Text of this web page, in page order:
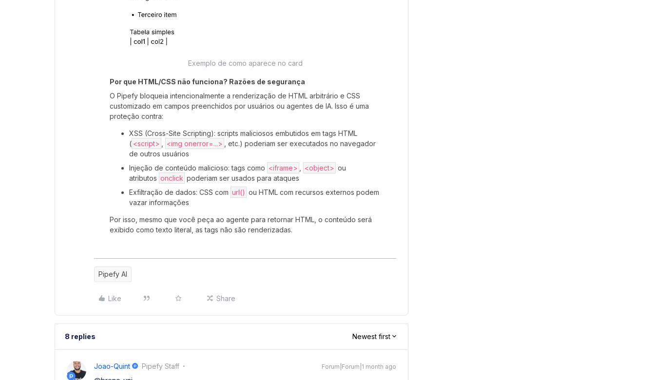
Exemplo de como aparece no card
Por que HTML/CSS não funciona? Razões de segurança
O Pipefy bloqueia intencionalmente a renderização de HTML arbitrário e CSS
customizado em campos preenchidos por usuários ou agentes de IA. Isso é uma
proteção contra:
XSS (Cross-Site Scripting): scripts maliciosos embutidos em tags HTML
( <script> <img onerror=...>
, etc.) poderiam ser executados no navegador
de outros usuários
Injeção de conteúdo malicioso: tags como <iframe> <object> ou
atributos onclick poderiam ser usados para ataques
Exfiltração de dados: CSS com url() ou HTML com recursos externos podem
vazar informações
Por isso, mesmo que você peça ao agente para retornar HTML, o conteúdo será
exibido como texto literal, as tags não são renderizadas.
Pipefy AI
Like Share
8 replies Newest first
Joao-Quint Pipefy Staff Forum|Forum|1 month ago